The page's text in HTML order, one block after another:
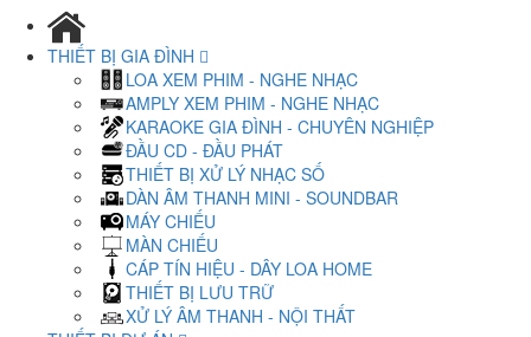
THIẾT BỊ GIA ĐÌNH
LOA XEM PHIM - NGHE NHẠC
AMPLY XEM PHIM - NGHE NHẠC
KARAOKE GIA ĐÌNH - CHUYÊN NGHIỆP
ĐẦU CD - ĐẦU PHÁT
THIẾT BỊ XỬ LÝ NHẠC SỐ
DÀN ÂM THANH MINI - SOUNDBAR
MÁY CHIẾU
MÀN CHIẾU
CÁP TÍN HIỆU - DÂY LOA HOME
THIẾT BỊ LƯU TRỮ
XỬ LÝ ÂM THANH - NỘI THẤT